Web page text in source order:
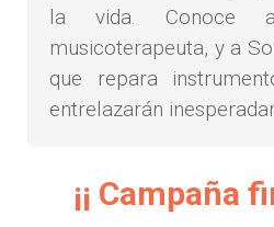
la vida. Conoce
musicoterapeuta, y a
que repara
entrelazarán
¡¡ Campaña